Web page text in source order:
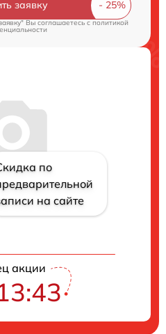
заявку
Вы соглашаетесь cполитикой
по
на сайте
акции